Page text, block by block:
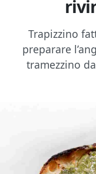
Trapizzino
preparare
tramezzino